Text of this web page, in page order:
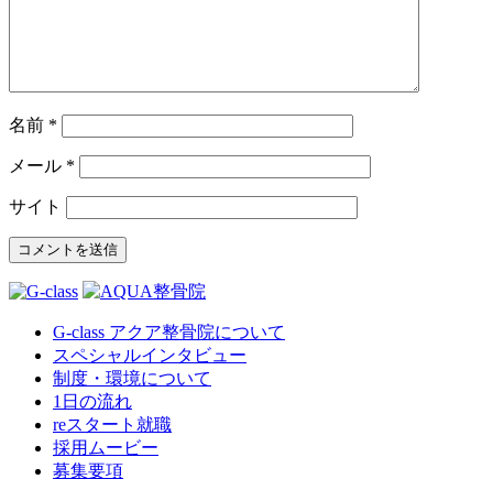
名前 *
メール *
サイト
G-class アクア整骨院について
スペシャルインタビュー
制度・環境について
1日の流れ
reスタート就職
採用ムービー
募集要項